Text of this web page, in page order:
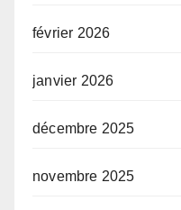
février 2026
janvier 2026
décembre 2025
novembre 2025